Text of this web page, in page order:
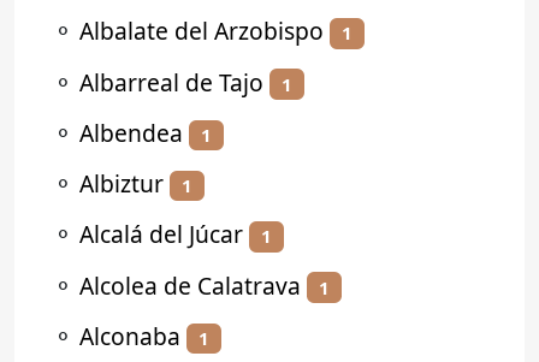
⚬ Albalate del Arzobispo 1
⚬ Albarreal de Tajo 1
⚬ Albendea 1
⚬ Albiztur 1
⚬ Alcalá del Júcar 1
⚬ Alcolea de Calatrava 1
⚬ Alconaba 1